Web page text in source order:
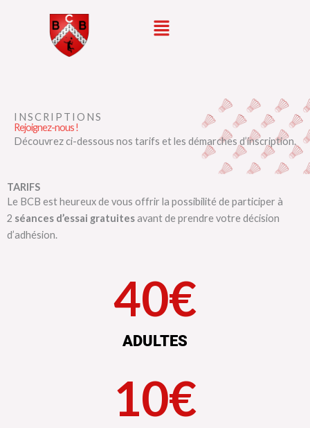
Menu
INSCRIPTIONS
Rejoignez-nous !
Découvrez ci-dessous nos tarifs et les démarches d’inscription.
TARIFS
Le BCB est heureux de vous offrir la possibilité de participer à
2 séances d’essai gratuitesavant de prendre votre décision
d’adhésion.
ADULTES
40€
10€